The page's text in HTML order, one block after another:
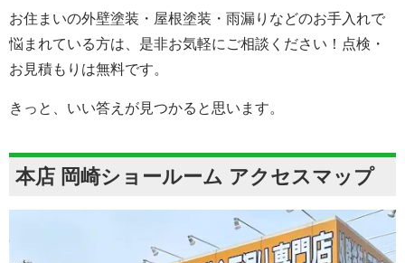
お住まいの外壁塗装・屋根塗装・雨漏りなどのお手入れで
悩まれている方は、是非お気軽にご相談ください！点検・
お見積もりは無料です。
きっと、いい答えが見つかると思います。
本店 岡崎ショールーム アクセスマップ